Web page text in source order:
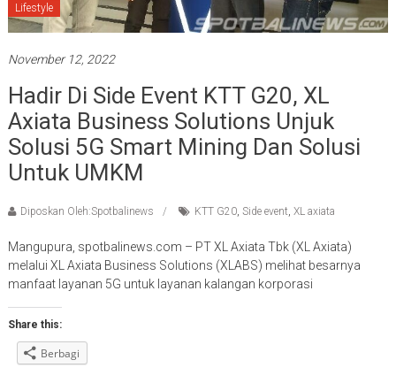
Lifestyle
November 12, 2022
Hadir Di Side Event KTT G20, XL
Axiata Business Solutions Unjuk
Solusi 5G Smart Mining Dan Solusi
Untuk UMKM
Diposkan Oleh:Spotbalinews KTT G20, Side event XL axiata
Mangupura, spotbalinews.com – PT XL Axiata Tbk (XL Axiata)
melalui XL Axiata Business Solutions (XLABS) melihat besarnya
manfaat layanan 5G untuk layanan kalangan korporasi
Share this:
Berbagi